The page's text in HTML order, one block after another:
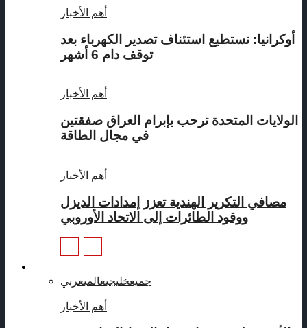
أهم الأخبار
أوكرانيا: نستطيع استئناف تصدير الكهرباء بعد
توقف دام 6 أشهر
أهم الأخبار
الولايات المتحدة ترحب بإبرام العراق صفقتين
في مجال الطاقة
أهم الأخبار
مصافي التكرير الهندية تعزز إمدادات الديزل
ووقود الطائرات إلى الاتحاد الأوروبي
جميعخليجيعالميعربي
أهم الأخبار